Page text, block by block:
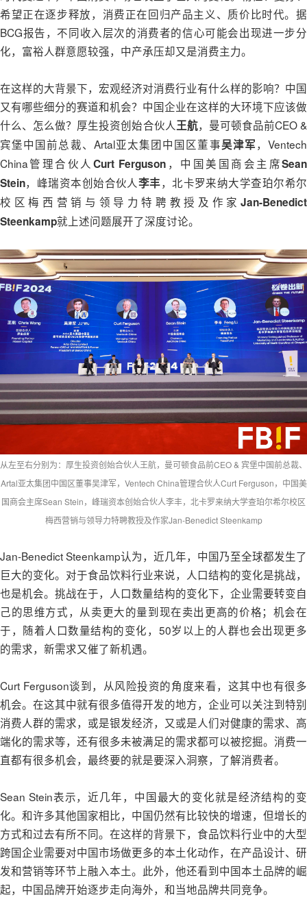
希望正在逐步释放，消费正在回归产品主义、质价比时代。据
BCG报告，不同收入层次的消费者的信心可能会出现进一步分
化，富裕人群意愿较强，中产承压却又是消费主力。
在这样的大背景下，宏观经济对消费行业有什么样的影响？中国
又有哪些细分的赛道和机会？中国企业在这样的大环境下应该做
什么、怎么做？厚生投资创始合伙人王航，曼可顿食品前CEO &
宾堡中国前总裁、Artal亚太集团中国区董事吴津军，Ventech
China管理合伙人 Curt Ferguson ，中国美国商会主席Sean
Stein，峰瑞资本创始合伙人李丰，北卡罗来纳大学查珀尔希尔
校区梅西营销与领导力特聘教授及作家 Jan-Benedict
Steenkamp就上述问题展开了深度讨论。
从左至右分别为：厚生投资创始合伙人王航，曼可顿食品前CEO & 宾堡中国前总裁、
Artal亚太集团中国区董事吴津军，Ventech China管理合伙人Curt Ferguson，中国美
国商会主席Sean Stein，峰瑞资本创始合伙人李丰，北卡罗来纳大学查珀尔希尔校区
梅西营销与领导力特聘教授及作家Jan-Benedict Steenkamp
Jan-Benedict Steenkamp认为，近几年，中国乃至全球都发生了
巨大的变化。对于食品饮料行业来说，人口结构的变化是挑战，
也是机会。挑战在于，人口数量结构的变化下，企业需要转变自
己的思维方式，从卖更大的量到现在卖出更高的价格；机会在
于，随着人口数量结构的变化，50岁以上的人群也会出现更多
的需求，新需求又催了新机遇。
Curt Ferguson谈到，从风险投资的角度来看，这其中也有很多
机会。在这其中就有很多值得开发的地方，企业可以关注到特别
消费人群的需求，或是银发经济，又或是人们对健康的需求、高
端化的需求等，还有很多未被满足的需求都可以被挖掘。消费一
直都有很多机会，最终要的就是要深入洞察，了解消费者。
Sean Stein表示，近几年，中国最大的变化就是经济结构的变
化。和许多其他国家相比，中国仍然有比较快的增速，但增长的
方式和过去有所不同。在这样的背景下，食品饮料行业中的大型
跨国企业需要对中国市场做更多的本土化动作，在产品设计、研
发和营销等环节上融入本土。此外，他还看到中国本土品牌的崛
起，中国品牌开始逐步走向海外，和当地品牌共同竞争。